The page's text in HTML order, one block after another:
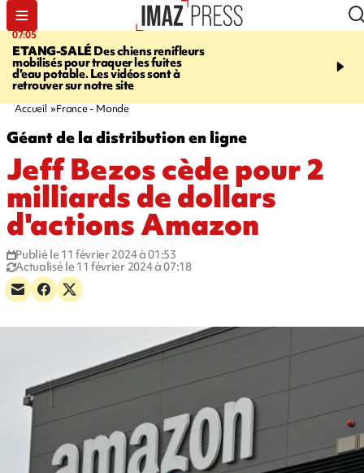
07:05
ETANG-SALÉDes chiens renifleurs
mobilisés pour traquer les fuites
d'eau potable. Les vidéos sont à
retrouver sur notre site
09:53
CATASTROPHIQUE
sécheresse, incendies -
Accueil France - Monde
Géant de la distribution en ligne
Jeff Bezos cède pour 2
milliards de dollars
d'actions Amazon
Publié le 11 février 2024 à 01:53
Actualisé le 11 février 2024 à 07:18